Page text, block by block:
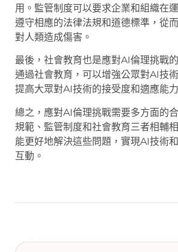
用。監管制度可以要求企業和組織在
遵守相應的法律法規和道德標準，從
對人類造成傷害。
最後，社會教育也是應對AI倫理挑戰
通過社會教育，可以增強公眾對AI技
提高大眾對AI技術的接受度和適應能力
總之，應對AI倫理挑戰需要多方面的
規範、監管制度和社會教育三者相輔
能更好地解決這些問題，實現AI技術
互動。